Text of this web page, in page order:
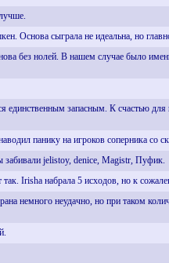
Основа сыграла не идеальна, но
без нолей. В нашем случае было
запасным. К счастью для
панику на игроков соперника со
забивали jelistoy, denice, Magistr, Пуфик.
Irisha набрала 5 исходов, но к
неудачно, но при таком